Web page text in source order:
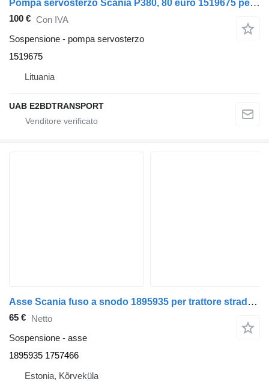
Pompa servosterzo Scania P380, 80 euro 1519675 per trattore stradale Scania P380, 114L
100 € Con IVA
Sospensione - pompa servosterzo
1519675
Lituania
UAB E2BDTRANSPORT
Asse Scania fuso a snodo 1895935 per trattore stradale Scania P94
65 € Netto
Sospensione - asse
1895935 1757466
Estonia, Kõrveküla